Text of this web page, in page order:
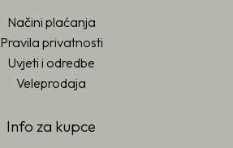
Načini plaćanja
Pravila privatnosti
Uvjeti i odredbe
Veleprodaja
Info za kupce